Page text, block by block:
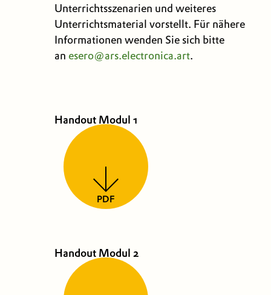
Unterrichtsszenarien und weiteres
Unterrichtsmaterial vorstellt. Für nähere
Informationen wenden Sie sich bitte
an esero@ars.electronica.art.
Handout Modul 1
PDF
Handout Modul 2